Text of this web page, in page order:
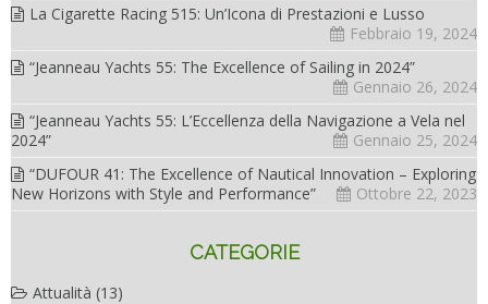
La Cigarette Racing 515: Un’Icona di Prestazioni e Lusso
Febbraio 19, 2024
“Jeanneau Yachts 55: The Excellence of Sailing in 2024”
Gennaio 26, 2024
“Jeanneau Yachts 55: L’Eccellenza della Navigazione a Vela nel
2024”
Gennaio 25, 2024
“DUFOUR 41: The Excellence of Nautical Innovation – Exploring
New Horizons with Style and Performance”
Ottobre 22, 2023
CATEGORIE
Attualità (13)